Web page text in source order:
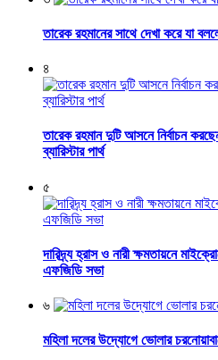
তারেক রহমানের সাথে দেখা করে যা
৪
তারেক রহমান দুটি আসনে নির্বাচন
ব্যারিস্টার পার্থ
৫
দারিদ্র্য হ্রাস ও নারী ক্ষমতায়নে
এফজিডি সভা
৬
মহিলা দলের উদ্যোগে ভোলার